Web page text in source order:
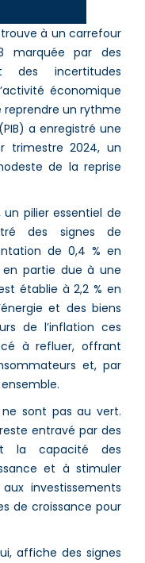
trouve à un carrefour
marquée par des
des incertitudes
économique
reprendre un rythme
a enregistré une
trimestre 2024, un
de la reprise
pilier essentiel de
des signes de
de 0,4 % en
partie due à une
établie à 2,2 % en
et des biens
de l’inflation ces
à refluer, offrant
et, par
sont pas au vert.
entravé par des
la capacité des
et à stimuler
investissements
de croissance pour
affiche des signes